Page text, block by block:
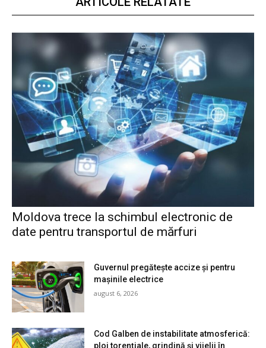
Moldova trece la schimbul electronic de
date pentru transportul de mărfuri
Guvernul pregătește accize și pentru
mașinile electrice
august 6, 2026
Cod Galben de instabilitate atmosferică:
ploi torențiale, grindină și vijelii în